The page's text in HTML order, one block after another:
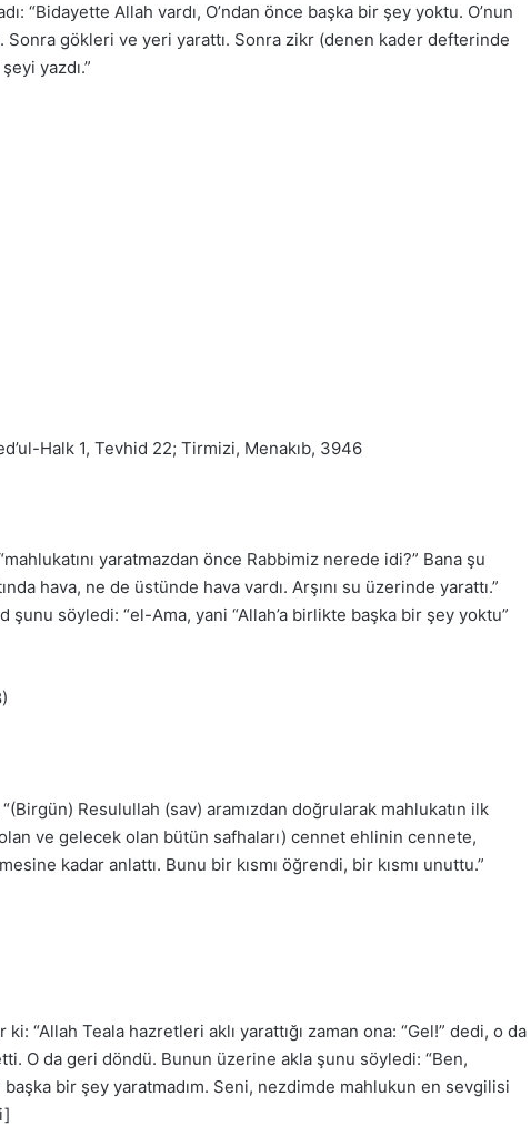
“Bidayette Allah vardı, O’ndan önce başka bir şey yoktu. O’nun
Sonra gökleri ve yeri yarattı. Sonra zikr (denen kader defterinde
yazdı.”
Halk 1, Tevhid 22; Tirmizi, Menakıb, 3946
yaratmazdan önce Rabbimiz nerede idi?” Bana şu
hava, ne de üstünde hava vardı. Arşını su üzerinde yarattı.”
şunu söyledi: “el-Ama, yani “Allah’a birlikte başka bir şey yoktu”
Resulullah (sav) aramızdan doğrularak mahlukatın ilk
ve gelecek olan bütün safhaları) cennet ehlinin cennete,
kadar anlattı. Bunu bir kısmı öğrendi, bir kısmı unuttu.”
“Allah Teala hazretleri aklı yarattığı zaman ona: “Gel!” dedi, o da
O da geri döndü. Bunun üzerine akla şunu söyledi: “Ben,
bir şey yaratmadım. Seni, nezdimde mahlukun en sevgilisi